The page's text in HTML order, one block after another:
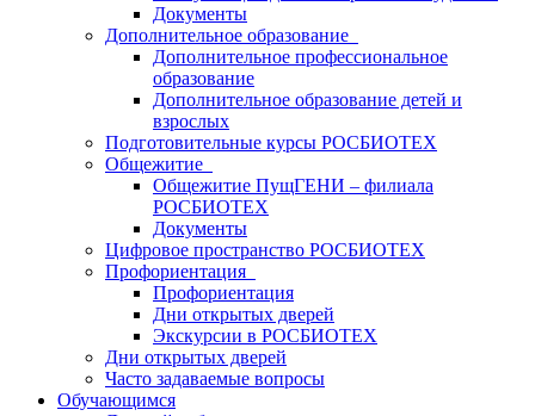
Документы
Дополнительное образование
Дополнительное профессиональное
образование
Дополнительное образование детей и
взрослых
Подготовительные курсы РОСБИОТЕХ
Общежитие
Общежитие ПущГЕНИ – филиала
РОСБИОТЕХ
Документы
Цифровое пространство РОСБИОТЕХ
Профориентация
Профориентация
Дни открытых дверей
Экскурсии в РОСБИОТЕХ
Дни открытых дверей
Часто задаваемые вопросы
Обучающимся